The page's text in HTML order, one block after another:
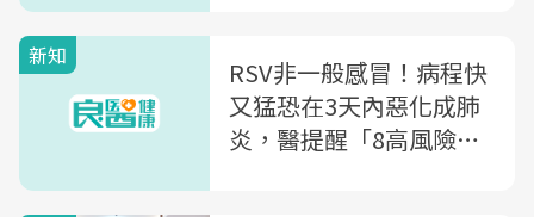
新知
RSV非一般感冒！病程快
又猛恐在3天內惡化成肺
炎，醫提醒「8高風險族